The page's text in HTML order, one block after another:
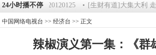
24小时播不停
《第一时间》 20120125 [生财有道]大集大利 走
中国网络电视台 >> 经济台 >> 正文
辣椒演义第一集：《群